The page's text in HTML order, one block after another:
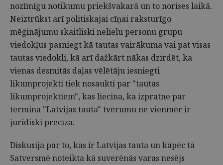
nozīmīgu notikumu priekšvakarā un to norises laikā.
Neiztrūkst arī politiskajai cīņai raksturīgo
mēģinājumu skaitliski nelielu personu grupu
viedokļus pasniegt kā tautas vairākuma vai pat visas
tautas viedokli, kā arī dažkārt nākas dzirdēt, ka
vienas desmitās daļas vēlētāju iesniegti
likumprojekti tiek nosaukti par "tautas
likumprojektiem", kas liecina, ka izpratne par
termina "Latvijas tauta" tvērumu ne vienmēr ir
juridiski precīza.
Diskusija par to, kas ir Latvijas tauta un kāpēc tā
Satversmē noteikta kā suverēnās varas nesējs